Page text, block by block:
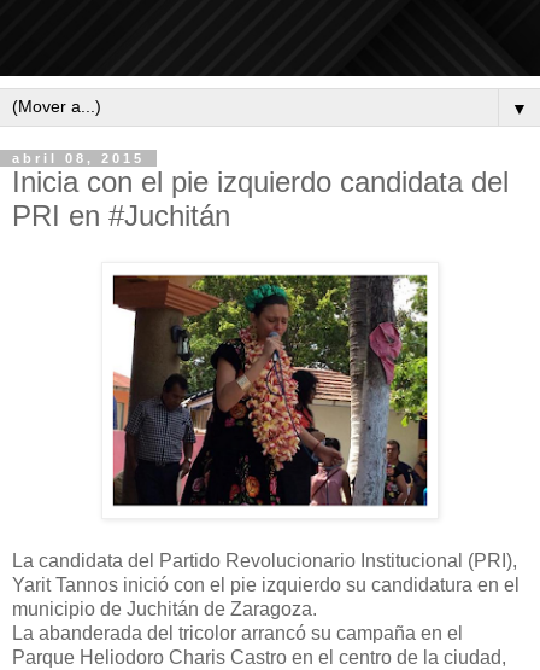
▼
abril 08, 2015
Inicia con el pie izquierdo candidata del
PRI en #Juchitán
La candidata del Partido Revolucionario Institucional (PRI),
Yarit Tannos inició con el pie izquierdo su candidatura en el
municipio de Juchitán de Zaragoza.
La abanderada del tricolor arrancó su campaña en el
Parque Heliodoro Charis Castro en el centro de la ciudad,